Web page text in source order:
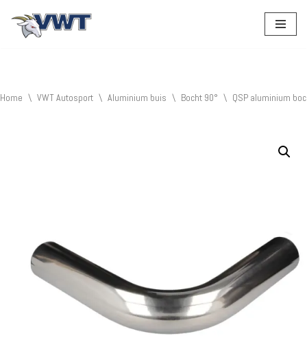
Home \ VWT Autosport \ Aluminium buis \ Bocht 90° \ QSP aluminium